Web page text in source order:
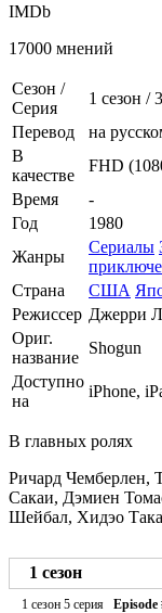
IMDb
17000 мнений
Сезон /
Серия
1 сезон /
Перевод
на
В
качестве
FHD
Время
-
Год
1980
Жанры
Сериалы
Страна
США
Режиссер Джерри
Ориг.
название
Shogun
Доступно
на
iPhone,
В главных ролях
Ричард Чемберлен,
Сакаи, Дэмиен
Шейбал, Хидэо
1 сезон
1 сезон 5 серия
Episode